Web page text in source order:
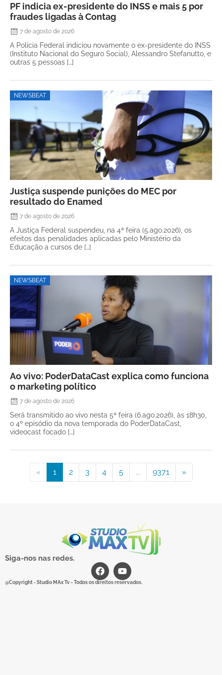
PF indicia ex-presidente do INSS e mais 5 por
fraudes ligadas à Contag
7 de agosto de 2026
A Polícia Federal indiciou novamente o ex-presidente do INSS
(Instituto Nacional do Seguro Social), Alessandro Stefanutto, e
outras 5 pessoas […]
NEWSBEAT
Justiça suspende punições do MEC por
resultado do Enamed
7 de agosto de 2026
A Justiça Federal suspendeu, na 4ª feira (5.ago.2026), os
efeitos das penalidades aplicadas pelo Ministério da
Educação a cursos de […]
NEWSBEAT
Ao vivo: PoderDataCast explica como funciona
o marketing político
7 de agosto de 2026
Será transmitido ao vivo nesta 5ª feira (6.ago.2026), às 18h30,
o 4º episódio da nova temporada do PoderDataCast,
videocast focado […]
« 1 2 3 4 5 ... 9371 »
Siga-nos nas redes.
@Copyright - Studio MAx Tv - Todos os direitos reservados.